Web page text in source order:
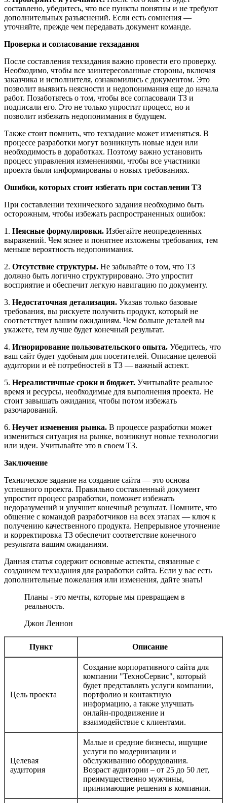
составлено, убедитесь, что все пункты понятны и не требуют
дополнительных разъяснений. Если есть сомнения —
уточняйте, прежде чем передавать документ команде.
Проверка и согласование техзадания
После составления техзадания важно провести его проверку.
Необходимо, чтобы все заинтересованные стороны, включая
заказчика и исполнителя, ознакомились с документом. Это
позволит выявить неясности и недопонимания еще до начала
работ. Позаботьтесь о том, чтобы все согласовали ТЗ и
подписали его. Это не только упростит процесс, но и
позволит избежать недопонимания в будущем.
Также стоит помнить, что техзадание может изменяться. В
процессе разработки могут возникнуть новые идеи или
необходимость в доработках. Поэтому важно установить
процесс управления изменениями, чтобы все участники
проекта были информированы о новых требованиях.
Ошибки, которых стоит избегать при составлении ТЗ
При составлении технического задания необходимо быть
осторожным, чтобы избежать распространенных ошибок:
1. Неясные формулировки. Избегайте неопределенных
выражений. Чем яснее и понятнее изложены требования, тем
меньше вероятность недопонимания.
2. Отсутствие структуры. Не забывайте о том, что ТЗ
должно быть логично структурировано. Это упростит
восприятие и обеспечит легкую навигацию по документу.
3. Недостаточная детализация. Указав только базовые
требования, вы рискуете получить продукт, который не
соответствует вашим ожиданиям. Чем больше деталей вы
укажете, тем лучше будет конечный результат.
4. Игнорирование пользовательского опыта. Убедитесь, что
ваш сайт будет удобным для посетителей. Описание целевой
аудитории и её потребностей в ТЗ — важный аспект.
5. Нереалистичные сроки и бюджет. Учитывайте реальное
время и ресурсы, необходимые для выполнения проекта. Не
стоит завышать ожидания, чтобы потом избежать
разочарований.
6. Неучет изменения рынка. В процессе разработки может
измениться ситуация на рынке, возникнут новые технологии
или идеи. Учитывайте это в своем ТЗ.
Заключение
Техническое задание на создание сайта — это основа
успешного проекта. Правильно составленный документ
упростит процесс разработки, поможет избежать
недоразумений и улучшит конечный результат. Помните, что
общение с командой разработчиков на всех этапах — ключ к
получению качественного продукта. Непрерывное уточнение
и корректировка ТЗ обеспечит соответствие конечного
результата вашим ожиданиям.
Данная статья содержит основные аспекты, связанные с
созданием техзадания для разработки сайта. Если у вас есть
дополнительные пожелания или изменения, дайте знать!
Планы - это мечты, которые мы превращаем в
реальность.
Джон Леннон
Пункт Описание
Цель проекта
Создание корпоративного сайта для
компании "ТехноСервис", который
будет представлять услуги компании,
портфолио и контактную
информацию, а также улучшать
онлайн-продвижение и
взаимодействие с клиентами.
Целевая
аудитория
Малые и средние бизнесы, ищущие
услуги по модернизации и
обслуживанию оборудования.
Возраст аудитории – от 25 до 50 лет,
преимущественно мужчины,
принимающие решения в компании.